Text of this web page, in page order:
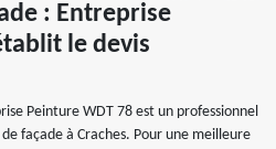
: Entreprise
le devis
Peinture WDT 78 est un professionnel
façade à Craches. Pour une meilleure